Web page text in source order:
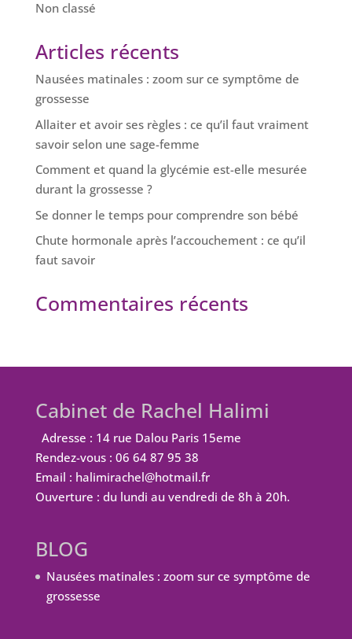
Non classé
Articles récents
Nausées matinales : zoom sur ce symptôme de
grossesse
Allaiter et avoir ses règles : ce qu’il faut vraiment
savoir selon une sage-femme
Comment et quand la glycémie est-elle mesurée
durant la grossesse ?
Se donner le temps pour comprendre son bébé
Chute hormonale après l’accouchement : ce qu’il
faut savoir
Commentaires récents
Cabinet de Rachel Halimi
Adresse : 14 rue Dalou Paris 15eme
Rendez-vous : 06 64 87 95 38
Email : halimirachel@hotmail.fr
Ouverture : du lundi au vendredi de 8h à 20h.
BLOG
Nausées matinales : zoom sur ce symptôme de
grossesse